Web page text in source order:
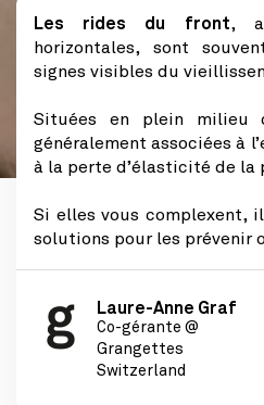
Les rides du front,
horizontales, sont
signes visibles du
Situées en plein milieu
généralement associées à
à la perte d’élasticité de la
Si elles vous complexent,
solutions pour les prévenir
Laure-Anne Graf
Co-gérante @
Grangettes
Switzerland